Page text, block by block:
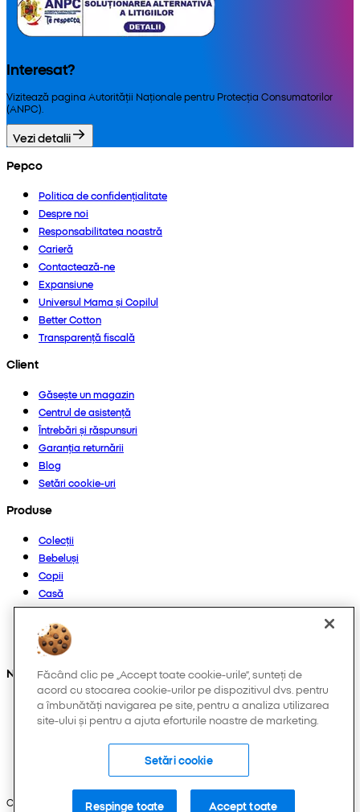
Interesat?
Vizitează pagina Autorității Naționale pentru Protecția Consumatorilor
(ANPC).
Vezi detalii
Pepco
Politica de confidențialitate
Despre noi
Responsabilitatea noastră
Carieră
Contactează-ne
Expansiune
Universul Mama și Copilul
Better Cotton
Transparență fiscală
Client
Găsește un magazin
Centrul de asistență
Întrebări și răspunsuri
Garanția returnării
Blog
Setări cookie-uri
Produse
Colecții
Bebeluși
Copii
Casă
Femei
Bărbați
Altele
Ne găsești și pe:
Copyright © 2026 Pepco. Toate drepturile rezervate.
Făcând clic pe „Accept toate cookie-urile”, sunteți de
acord cu stocarea cookie-urilor pe dispozitivul dvs. pentru
a îmbunătăți navigarea pe site, pentru a analiza utilizarea
site-ului și pentru a ajuta eforturile noastre de marketing.
Setări cookie
Respinge toate Accept toate